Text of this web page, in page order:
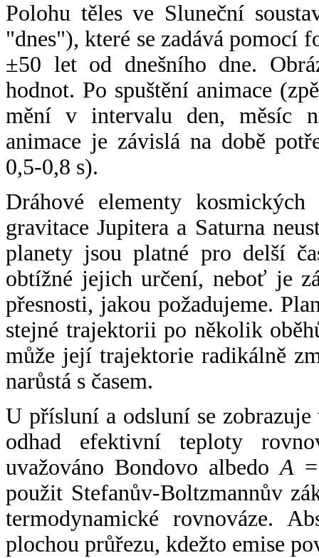
Polohu těles ve Sluneční
"dnes"), které se zadává pomocí
±50 let od dnešního dne.
hodnot. Po spuštění animace
mění v intervalu den, měsíc
animace je závislá na době
0,5-0,8 s).
Dráhové elementy
gravitace Jupitera a Saturna
planety jsou platné pro delší
obtížné jejich určení, neboť je
přesnosti, jakou požadujeme.
stejné trajektorii po několik
může její trajektorie radikálně
narůstá s časem.
U přísluní a odsluní se
odhad efektivní teploty
uvažováno Bondovo albedoA
použit Stefanův-Boltzmannův
termodynamické rovnováze.
plochou průřezu, kdežto emise